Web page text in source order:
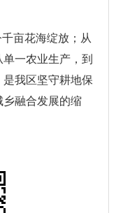
亩花海绽放；从
一农业生产，到
我区坚守耕地保
融合发展的缩